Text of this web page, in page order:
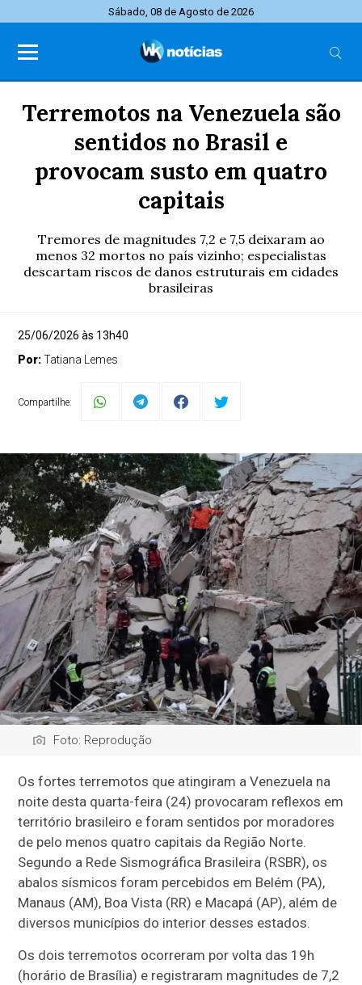
Sábado, 08 de Agosto de 2026
Terremotos na Venezuela são
sentidos no Brasil e
provocam susto em quatro
capitais
Tremores de magnitudes 7,2 e 7,5 deixaram ao
menos 32 mortos no país vizinho; especialistas
descartam riscos de danos estruturais em cidades
brasileiras
25/06/2026 às 13h40
Por:Tatiana Lemes
Compartilhe:
Foto: Reprodução
Os fortes terremotos que atingiram a Venezuela na
noite desta quarta-feira (24) provocaram reflexos em
território brasileiro e foram sentidos por moradores
de pelo menos quatro capitais da Região Norte.
Segundo a Rede Sismográfica Brasileira (RSBR), os
abalos sísmicos foram percebidos em Belém (PA),
Manaus (AM), Boa Vista (RR) e Macapá (AP), além de
diversos municípios do interior desses estados.
Os dois terremotos ocorreram por volta das 19h
(horário de Brasília) e registraram magnitudes de 7,2